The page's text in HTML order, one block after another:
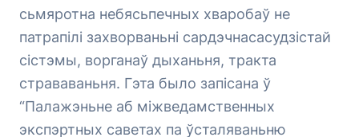
сьмяротна небясьпечных хваробаў не
патрапілі захворваньні сардэчнасасудзістай
сістэмы, ворганаў дыханьня, тракта
страваваньня. Гэта было запісана ў
“Палажэньне аб міжведамственных
экспэртных саветах па ўсталяваньню